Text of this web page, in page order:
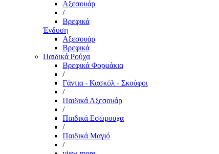
Αξεσουάρ
/
Βρεφικά
Ένδυση
Αξεσουάρ
Βρεφικά
Παιδικά Ρούχα
Βρεφικά Φορμάκια
/
Γάντια - Κασκόλ - Σκούφοι
/
Παιδικά Αξεσουάρ
/
Παιδικά Εσώρουχα
/
Παιδικά Μαγιό
/